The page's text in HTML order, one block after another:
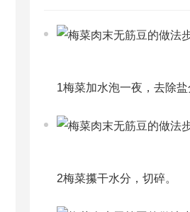
1梅菜加水泡一夜，去除
2梅菜攥干水分，切碎。